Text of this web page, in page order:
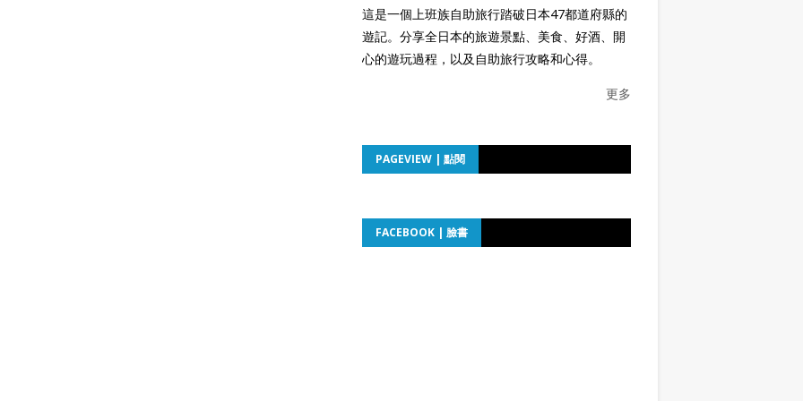
這是一個上班族自助旅行踏破日本47都道府縣的
遊記。分享全日本的旅遊景點、美食、好酒、開
心的遊玩過程，以及自助旅行攻略和心得。
更多
PAGEVIEW | 點閱
FACEBOOK | 臉書